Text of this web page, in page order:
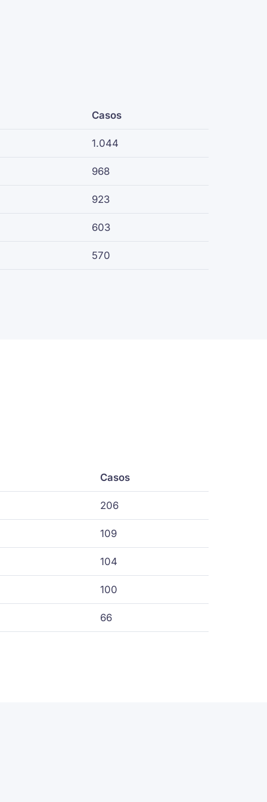
Casos
1.044
968
923
603
570
Casos
206
109
104
100
66